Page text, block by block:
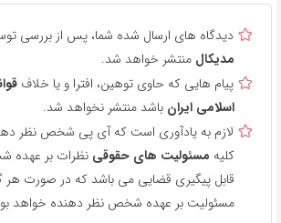
دیدگاه های ارسال شده شما، پس از بررسی
مدیکال منتشر خواهد شد.
پیام هایی که حاوی توهین، افترا و یا خلاف
اسلامی ایران باشد منتشر نخواهد شد.
لازم به یادآوری است که آی پی شخص نظر
کلیه مسئولیت های حقوقی نظرات بر عهده
قابل پیگیری قضایی می باشد که در صورت هر
مسئولیت بر عهده شخص نظر دهنده خواهد